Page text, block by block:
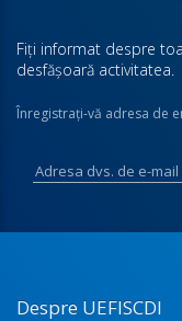
Fiţi informat despre
desfăşoară activitatea.
Înregistraţi-vă adresa de
Despre UEFISCDI